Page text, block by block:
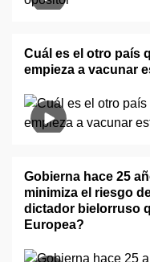
Cuál es el otro país
empieza a vacunar
Gobierna hace 25
minimiza el riesgo
dictador bielorruso
Europea?